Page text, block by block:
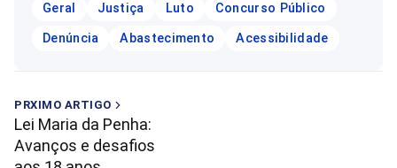
Geral Justiça Luto
Concurso Público
Denúncia
Abastecimento Acessibilidade
PRXIMO ARTIGO
Lei Maria da Penha:
Avanços e desafios